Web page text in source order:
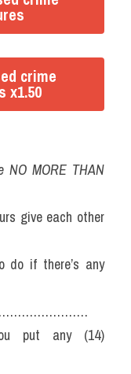
crime
x1.50
NO MORE THAN
give each other
do if there’s any
put any (14)